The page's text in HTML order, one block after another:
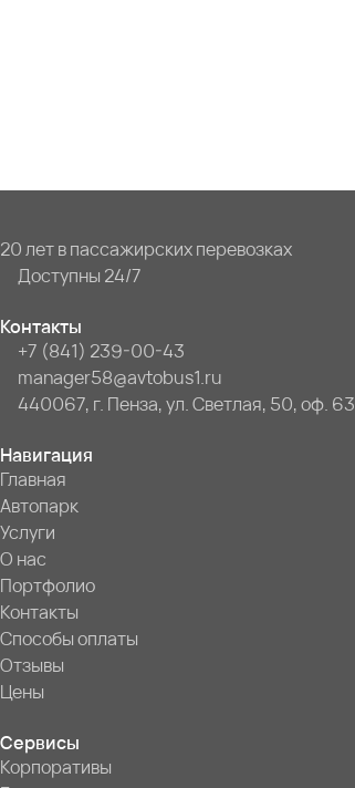
20 лет в пассажирских перевозках
Доступны 24/7
Контакты
+7 (841) 239-00-43
manager58@avtobus1.ru
440067, г. Пенза, ул. Светлая, 50, оф. 63
Навигация
Главная
Автопарк
Услуги
О нас
Портфолио
Контакты
Способы оплаты
Отзывы
Цены
Сервисы
Корпоративы